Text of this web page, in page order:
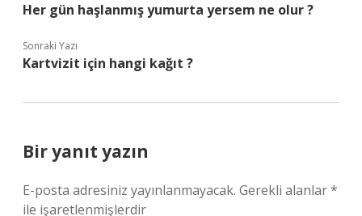
Her gün haşlanmış yumurta yersem ne olur ?
Sonraki Yazı
Kartvizit için hangi kağıt ?
Bir yanıt yazın
E-posta adresiniz yayınlanmayacak. Gerekli alanlar*
ile işaretlenmişlerdir